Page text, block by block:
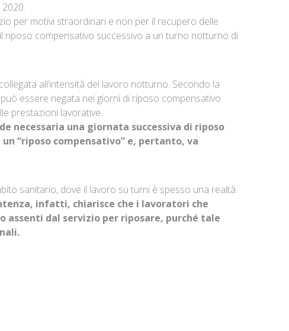
per motivi straordinari e non per il recupero delle
riposo compensativo successivo a un turno notturno di
all’intensità del lavoro notturno. Secondo la
essere negata nei giorni di riposo compensativo
prestazioni lavorative.
necessaria una giornata successiva di riposo
“riposo compensativo” e, pertanto, va
sanitario, dove il lavoro su turni è spesso una realtà
infatti, chiarisce che i lavoratori che
dal servizio per riposare, purché tale